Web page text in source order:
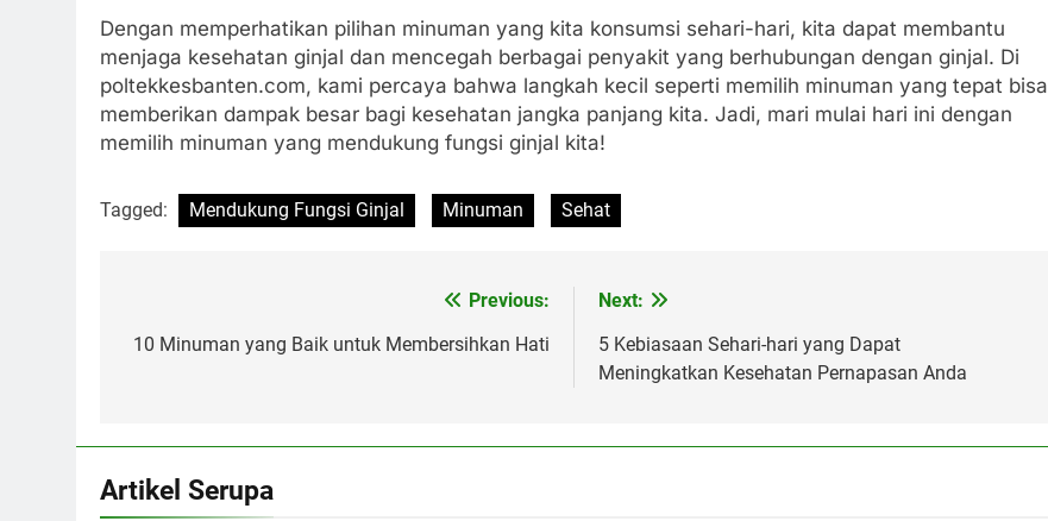
Dengan memperhatikan pilihan minuman yang kita konsumsi sehari-hari, kita dapat membantu
menjaga kesehatan ginjal dan mencegah berbagai penyakit yang berhubungan dengan ginjal. Di
poltekkesbanten.com, kami percaya bahwa langkah kecil seperti memilih minuman yang tepat bisa
memberikan dampak besar bagi kesehatan jangka panjang kita. Jadi, mari mulai hari ini dengan
memilih minuman yang mendukung fungsi ginjal kita!
Tagged: Mendukung Fungsi Ginjal Minuman Sehat
pos
Previous:
10 Minuman yang Baik untuk Membersihkan Hati
Next:
5 Kebiasaan Sehari-hari yang Dapat
Meningkatkan Kesehatan Pernapasan Anda
Artikel Serupa